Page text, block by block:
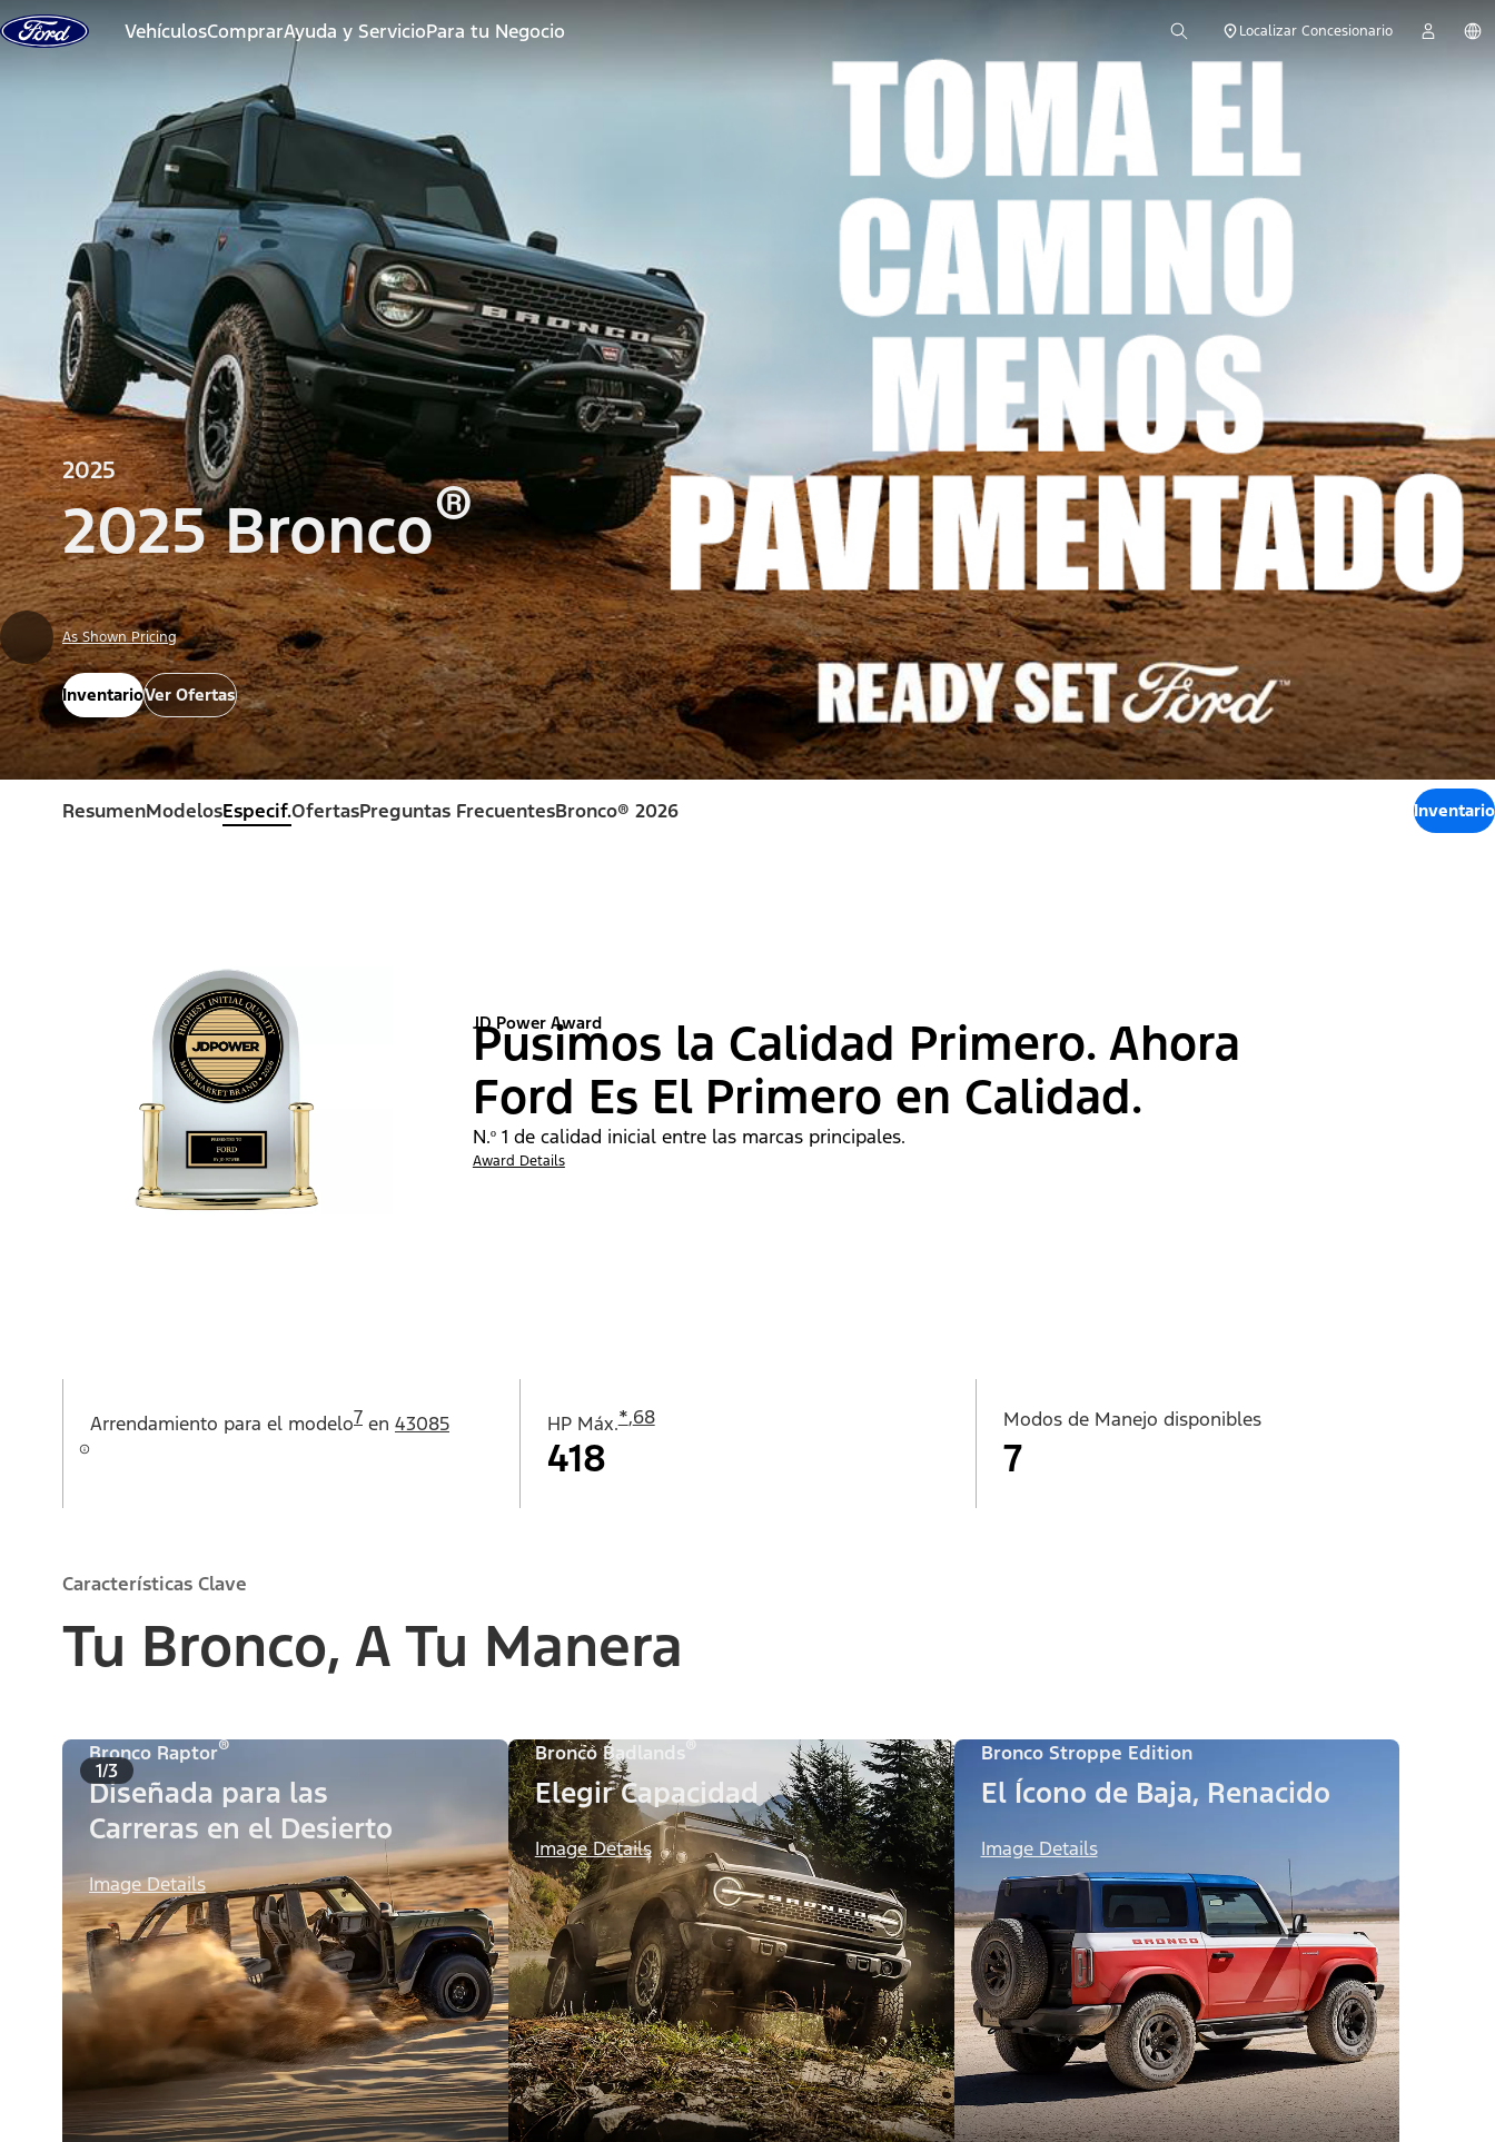
Saltar al contenido
VehículosComprarAyuda y ServicioPara tu Negocio Localizar Concesionario
2025
2025 Bronco®
As Shown Pricing
InventarioVer Ofertas
ResumenModelosEspecif.OfertasPreguntas FrecuentesBronco® 2026 Inventario
JD Power Award
Pusimos la Calidad Primero. Ahora
Ford Es El Primero en Calidad.
N.º 1 de calidad inicial entre las marcas principales.
Award Details
Arrendamiento para el modelo7 en 43085 HP Máx.*,68
418
Modos de Manejo disponibles
7
Características Clave
Tu Bronco, A Tu Manera
1/3
Bronco Raptor®
Diseñada para las
Carreras en el Desierto
Image Details
Bronco Badlands®
Elegir Capacidad
Image Details
Bronco Stroppe Edition
El Ícono de Baja, Renacido
Image Details